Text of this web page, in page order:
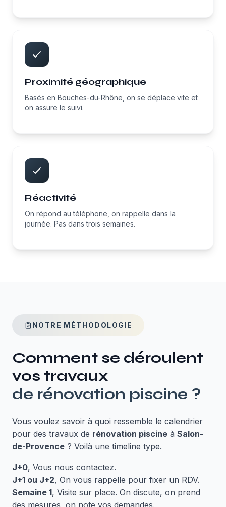
Proximité géographique
Basés en Bouches-du-Rhône, on se déplace vite et
on assure le suivi.
Réactivité
On répond au téléphone, on rappelle dans la
journée. Pas dans trois semaines.
NOTRE MÉTHODOLOGIE
Comment se déroulent
vos travaux
de rénovation piscine ?
Vous voulez savoir à quoi ressemble le calendrier
pour des travaux de rénovation piscine à Salon-
de-Provence ? Voilà une timeline type.
J+0, Vous nous contactez.
J+1 ou J+2, On vous rappelle pour fixer un RDV.
Semaine 1, Visite sur place. On discute, on prend
des mesures, on note vos demandes.